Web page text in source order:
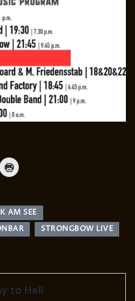
AM SEE
STRONGBOW LIVE
to Hell